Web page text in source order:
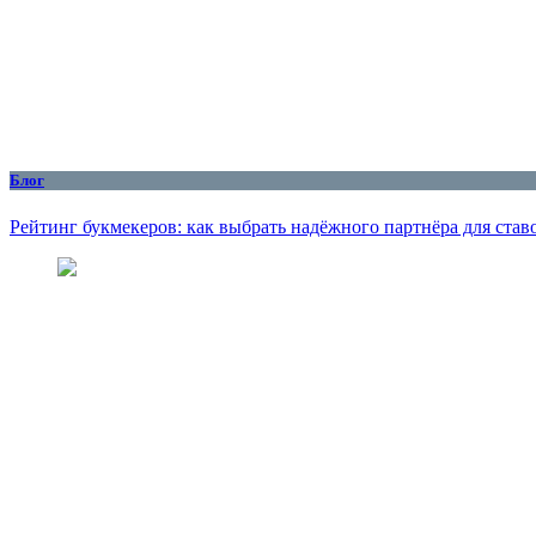
Блог
Рейтинг букмекеров: как выбрать надёжного партнёра для